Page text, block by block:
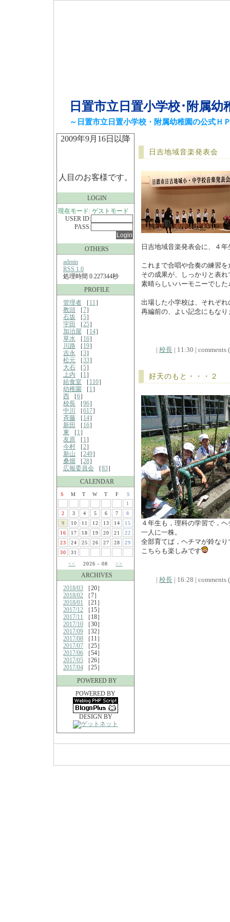
日置市立日置小学校･附属幼
～日置市立日置小学校・附属幼稚園の公式Ｈ
2009年9月16日以降
人目のお客様です。
LOGIN
現在モード: ゲストモード
USER ID:
PASS:
OTHERS
admin
RSS 1.0
処理時間 0.227344秒
PROFILE
管理者 ［ 11 ］
教頭 ［7］
石坂 ［5］
宇田
［25］
加治屋 ［ 14］
草水 ［ 16］
川路 ［ 19］
吉永 ［3］
松元 ［33］
大石 ［5］
上内 ［ 1 ］
給食室 ［ 110］
幼稚園
［ 1 ］
西 ［6］
校長 ［96］
中川
［617］
斉藤 ［ 14］
新田
［ 16］
東 ［ 1 ］
友原 ［ 1 ］
今村 ［2］
新山 ［249］
桑畑
［28］
広報委員会 ［83］
CALENDAR
S M T W T F
S
1
2
3 4 5 6 7
8
9
10 11 12 13 14
15
16
17 18 19 20 21
22
23
24 25 26 27 28
29
30
31
<<
2026 - 08 >>
ARCHIVES
2018/03 ［20］
2018/02 ［7］
2018/01 ［21］
2017/12 ［15］
2017/11 ［18］
2017/10 ［30］
2017/09 ［32］
2017/08 ［11］
2017/07 ［25］
2017/06 ［54］
2017/05 ［26］
2017/04 ［25］
POWERED BY
POWERED BY
DESIGN BY
日吉地域音楽発表会
日吉地域音楽発表会に、４
これまで合唱や合奏の練習
その成果が、しっかりと表
素晴らしいハーモニーでした
出場した小学校は、それぞ
再編前の、よい記念にもなり
| 校長| 11:30 | comments
好天のもと・・・２
４年生も，理科の学習で，
一人に一株。
全部育てば，ヘチマが鈴な
こちらも楽しみです
| 校長| 16:28 | comments